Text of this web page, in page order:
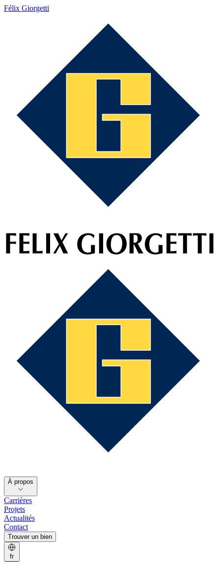
Félix Giorgetti
À propos
Carrières
Projets
Actualités
Contact
Trouver un bien
fr